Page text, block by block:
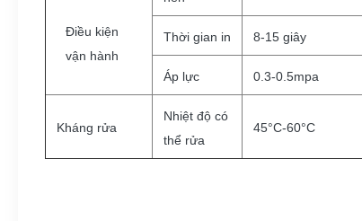
Điều kiện
vận hành
Thời gian in 8-15 giây
Áp lực 0.3-0.5mpa
Kháng rửa
Nhiệt độ có
thể rửa
45°C-60°C